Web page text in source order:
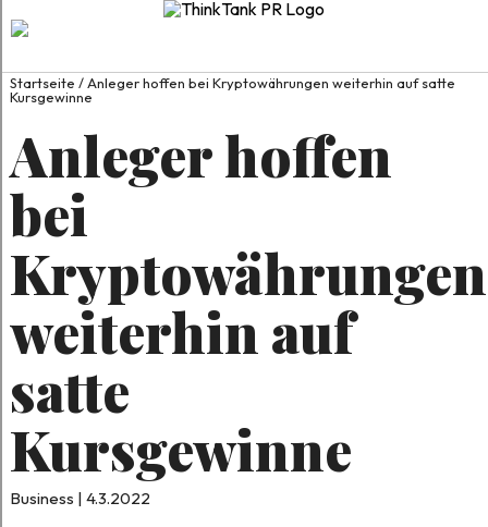
Startseite /Anleger hoffen bei Kryptowährungen weiterhin auf satte
Kursgewinne
Anleger hoffen
bei
Kryptowährungen
weiterhin auf
satte
Kursgewinne
Business | 4.3.2022